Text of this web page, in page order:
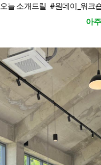
오늘 소개드릴 #원데이_워크
아